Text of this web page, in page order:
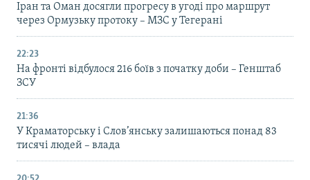
Іран та Оман досягли прогресу в угоді про маршрут
через Ормузьку протоку – МЗС у Тегерані
22:23
На фронті відбулося 216 боїв з початку доби – Генштаб
ЗСУ
21:36
У Краматорську і Слов’янську залишаються понад 83
тисячі людей – влада